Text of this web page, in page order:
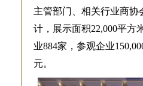
主管部门、相关行业商
计，展示面积22,000平方
业884家，参观企业
元。